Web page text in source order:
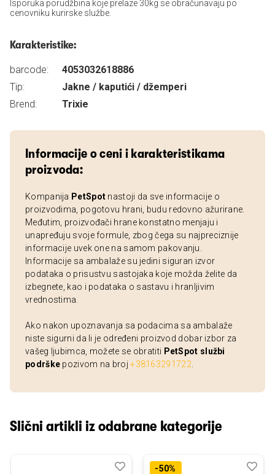
Isporuka porudžbina koje prelaze 30kg se obračunavaju po
cenovniku kurirske službe.
Karakteristike:
barcode:
4053032618886
Tip:
Jakne / kaputići / džemperi
Brend:
Trixie
Informacije o ceni i karakteristikama
proizvoda:
Kompanija PetSpot nastoji da sve informacije o
proizvodima, pogotovu hrani, budu redovno ažurirane.
Međutim, proizvođači hrane konstatno menjaju i
unapređuju svoje formule, zbog čega su najpreciznije
informacije uvek one na samom pakovanju.
Informacije sa ambalaže su jedini siguran izvor
podataka o prisustvu sastojaka koje možda želite da
izbegnete, kao i podataka o sastavu i hranljivim
vrednostima.
Ako nakon upoznavanja sa podacima sa ambalaže
niste sigurni da li je određeni proizvod dobar izbor za
vašeg ljubimca, možete se obratiti PetSpot službi
podrške pozivom na broj+38163291722
Slični artikli iz odabrane kategorije
Dodaj
Uporedi-50%